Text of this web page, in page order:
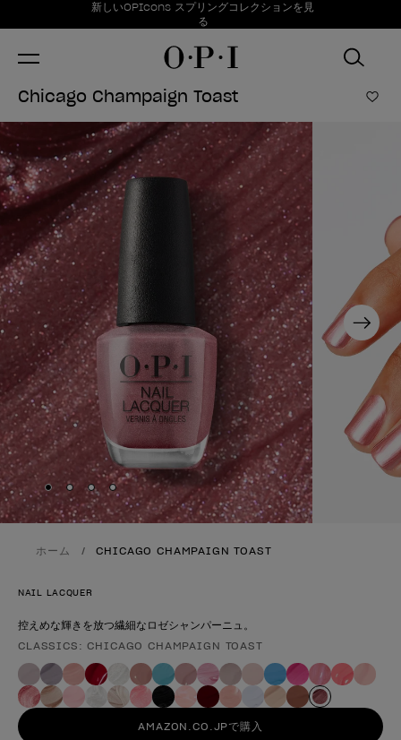
お得情報新しいOPIcons スプリングコレクションを見
る
Item 1 of 1
Chicago Champaign Toast ほ
Next
Skip to slide1
Skip to slide2
Skip to slide 3
Skip to slide4
ホーム CHICAGO CHAMPAIGN TOAST
NAIL LACQUER
控えめな輝きを放つ繊細なロゼシャンパーニュ。
製品形態
CLASSICS: CHICAGO CHAMPAIGN TOAST
AMAZON.CO.JPで購入